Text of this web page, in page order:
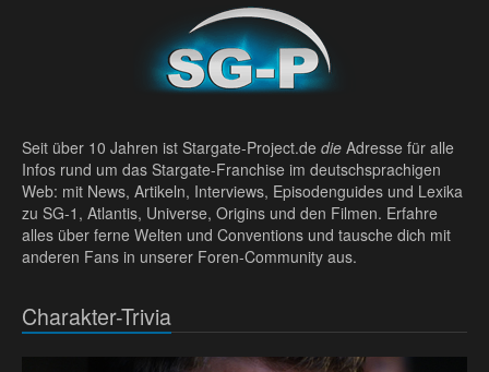
Seit über 10 Jahren ist Stargate-Project.de die Adresse für alle
Infos rund um das Stargate-Franchise im deutschsprachigen
Web: mit News, Artikeln, Interviews, Episodenguides und Lexika
zu SG-1, Atlantis, Universe, Origins und den Filmen. Erfahre
alles über ferne Welten und Conventions und tausche dich mit
anderen Fans in unserer Foren-Community aus.
Charakter-Trivia